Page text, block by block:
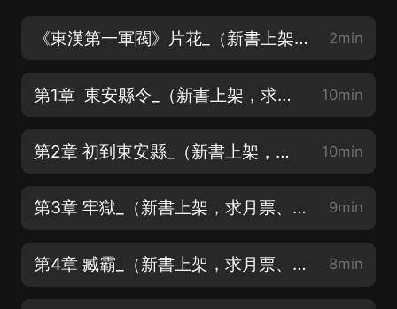
《東漢第一軍閥》片花_（新書上架，求月票、求訂閱、求關注） 2min
第1章 東安縣令_（新書上架，求月票、求訂閱、求關注） 10min
第2章 初到東安縣_（新書上架，求月票、求訂閱、求關注） 10min
第3章 牢獄_（新書上架，求月票、求訂閱、求關注） 9min
第4章 臧霸_（新書上架，求月票、求訂閱、求關注） 8min